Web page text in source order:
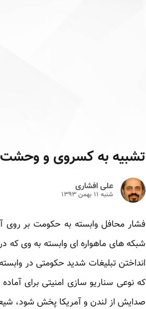
تشبیه به کسروی و وحشت
علی افشاری
شنبه ۱۱ بهمن ۱۳۹۳
فشار محافل وابسته به حکومت بر
شبکه های ماهواره ای وابسته به وی
انداختن تبلیغات شدید حکومتی در
که نوعی سناریو سازی امنیتی برای
صدایش از لندن و آمریکا پخش شود،